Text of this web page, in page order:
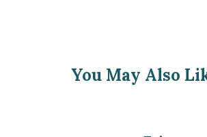
You May Also